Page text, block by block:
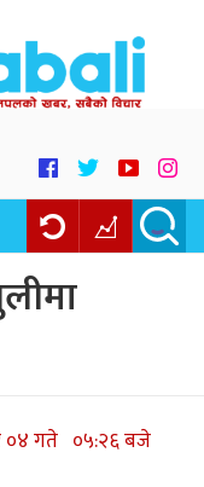
०४ गते ०५:२६ बजे